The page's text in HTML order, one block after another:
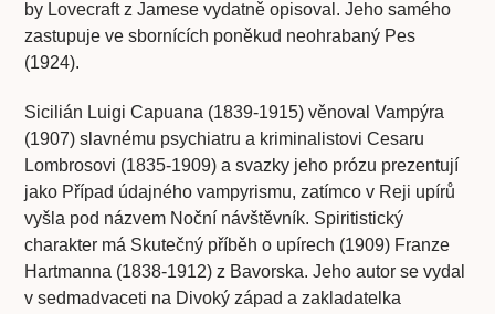
by Lovecraft z Jamese vydatně opisoval. Jeho samého
zastupuje ve sbornících poněkud neohrabaný Pes
(1924).
Sicilián Luigi Capuana (1839-1915) věnoval Vampýra
(1907) slavnému psychiatru a kriminalistovi Cesaru
Lombrosovi (1835-1909) a svazky jeho prózu prezentují
jako Případ údajného vampyrismu, zatímco v Reji upírů
vyšla pod názvem Noční návštěvník. Spiritistický
charakter má Skutečný příběh o upírech (1909) Franze
Hartmanna (1838-1912) z Bavorska. Jeho autor se vydal
v sedmadvaceti na Divoký západ a zakladatelka